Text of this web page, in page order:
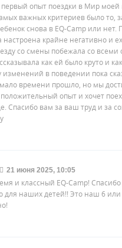
опыт поездки в Мир
важных критериев было то,
снова в EQ-Camp или нет.
настроена крайне негативно и
со смены побежала со всеми
как ей было круто и
изменений в поведении пока
времени прошло, но мы
опыт и хочет
Спасибо вам за ваш труд и за
21 июня 2025, 10:05
и классный EQ-Camp!
для наших детей!! Это наш 6